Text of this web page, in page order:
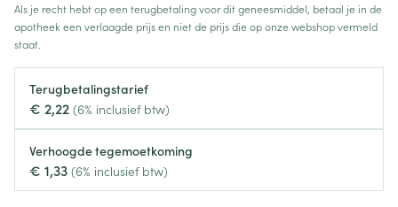
Als je recht hebt op een terugbetaling voor dit geneesmiddel, betaal je in de
apotheek een verlaagde prijs en niet de prijs die op onze webshop vermeld
staat.
Terugbetalingstarief
€ 2,22 (6% inclusief btw)
Verhoogde tegemoetkoming
€ 1,33 (6% inclusief btw)